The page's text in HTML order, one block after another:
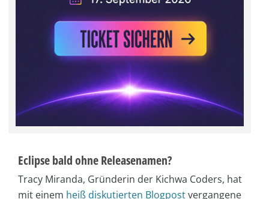
Eclipse bald ohne Releasenamen?
Tracy Miranda, Gründerin der Kichwa Coders, hat
mit einem heiß diskutierten Blogpostvergangene